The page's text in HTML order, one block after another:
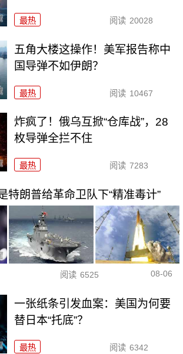
最热 阅读 20028
五角大楼这操作！美军报告称中
国导弹不如伊朗？
最热 阅读 10467
炸疯了！俄乌互掀“仓库战”，28
枚导弹全拦不住
最热 阅读 7283
特朗普给革命卫队下“精准毒计”
阅读 6525 08-06
一张纸条引发血案：美国为何要
替日本“托底”？
最热 阅读 6342